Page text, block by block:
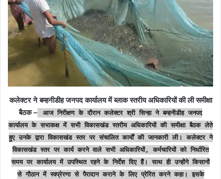
कलेक्टर ने बम्हनीडीह जनपद कार्यालय में ब्लाक स्तरीय अधिकारियों की ली समीक्षा
बैठक–
आज निरीक्षण के दौरान कलेक्टर श्री सिन्हा ने बम्हनीडीह जनपद
कार्यालय के सभाकक्ष में सभी विकासखंड स्तरीय अधिकारियों की समीक्षा बैठक लेते
हुए उनके द्वारा विकासखंड स्तर पर संचालित कार्याें की जानकारी ली। कलेक्टर ने
विकासखंड स्तर पर कार्य करने वाले सभी अधिकारियों, कर्मचारियों को निर्धारित
समय पर कार्यालय में उपस्थित रहने के निर्देश दिए हैं। साथ ही उन्होंने किसानों
से गौठान में स्वप्रेरणा से पैरादान कराने के लिए प्रेरित करने कहा। इसके